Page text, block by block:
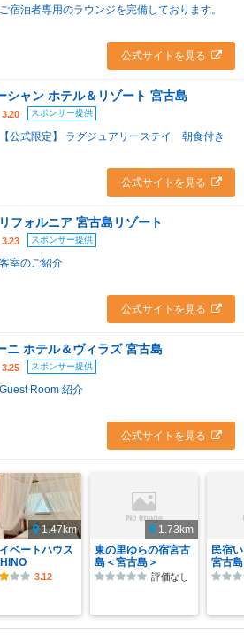
ご宿泊者専用のラウンジを完備しております。
公式サイトを見る
シャン ホテル＆リゾート 宮古島
3.20 スポンサー提供
【公式限定】 ラグジュアリーステイ 朝食付き
公式サイトを見る
フォルニア 宮古島リゾート
3.23 スポンサー提供
客室のご紹介
公式サイトを見る
ニ ホテル＆ヴィラズ 宮古島
3.25 スポンサー提供
Guest Room 紹介
公式サイトを見る
1.47km
ベートハウス
3.12
1.73km
東の里ゆらの宿宮古
島＜宮古島＞
評価なし
民宿
宮古